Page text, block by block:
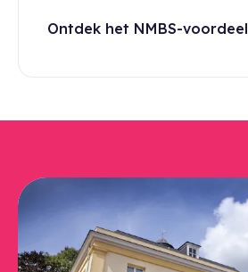
Ontdek het NMBS-voordeel